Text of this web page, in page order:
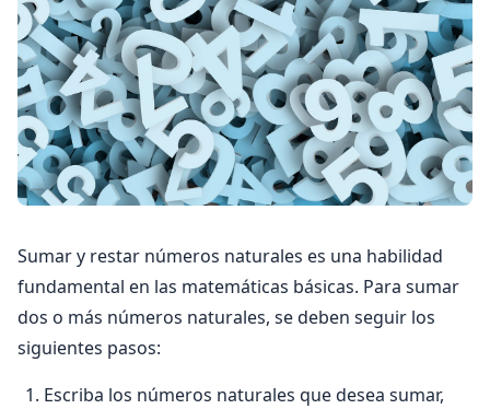
Sumar y restar números naturales es una habilidad
fundamental en las matemáticas básicas. Para sumar
dos o más números naturales, se deben seguir los
siguientes pasos:
Escriba los números naturales que desea sumar,